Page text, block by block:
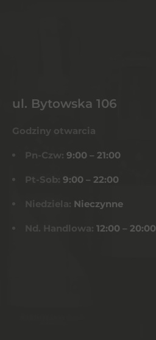
ul. Bytowska 106
Godziny otwarcia
Pn-Czw: 9:00 – 21:00
Pt-Sob: 9:00 – 22:00
Niedziela: Nieczynne
Nd. Handlowa: 12:00 – 20:00